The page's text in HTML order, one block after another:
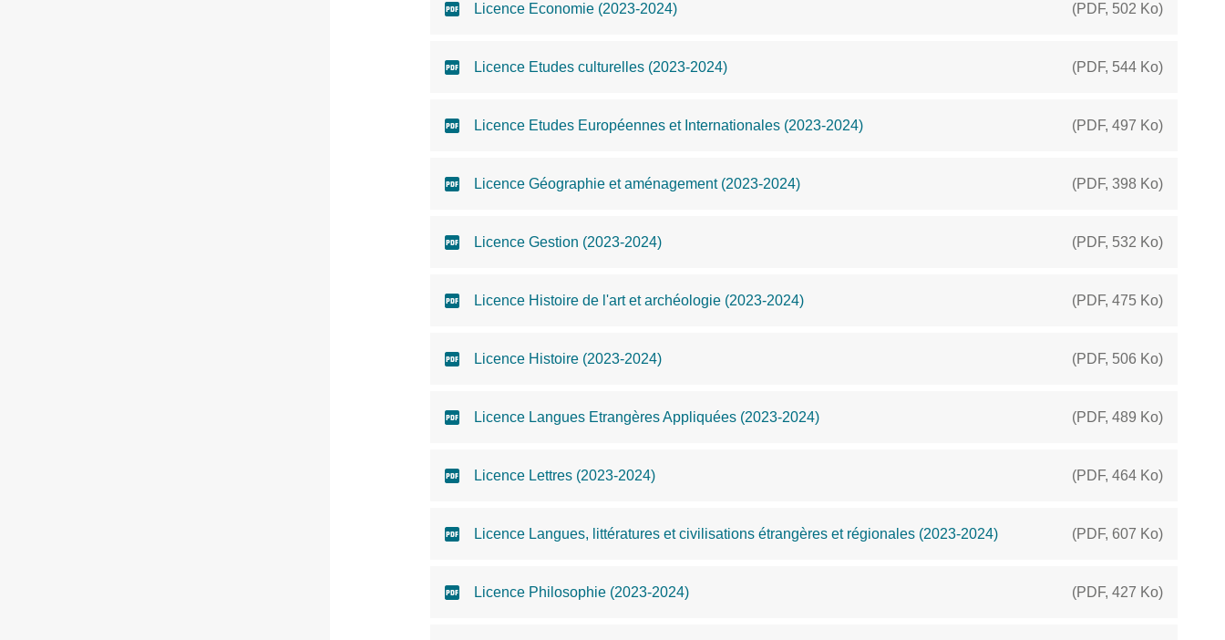
Licence Economie (2023-2024) (PDF, 502 Ko)
Licence Etudes culturelles (2023-2024) (PDF, 544 Ko)
Licence Etudes Européennes et Internationales (2023-2024) (PDF, 497 Ko)
Licence Géographie et aménagement (2023-2024) (PDF, 398 Ko)
Licence Gestion (2023-2024) (PDF, 532 Ko)
Licence Histoire de l'art et archéologie (2023-2024) (PDF, 475 Ko)
Licence Histoire (2023-2024) (PDF, 506 Ko)
Licence Langues Etrangères Appliquées (2023-2024) (PDF, 489 Ko)
Licence Lettres (2023-2024) (PDF, 464 Ko)
Licence Langues, littératures et civilisations étrangères et régionales (2023-2024) (PDF, 607 Ko)
Licence Philosophie (2023-2024) (PDF, 427 Ko)